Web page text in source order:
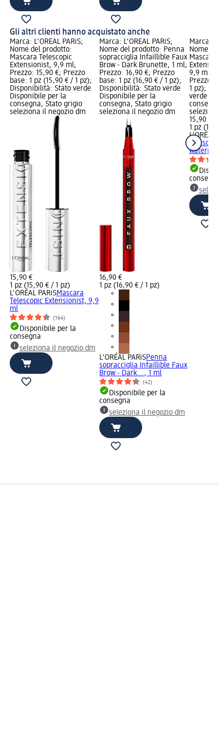
Gli altri clienti hanno acquistato anche
Marca: L'ORÉAL PARiS;
Nome del prodotto:
Mascara Telescopic
Extensionist, 9,9 ml;
Prezzo: 15,90 €; Prezzo
base: 1 pz (15,90 € / 1 pz);
Disponibilità: Stato verde
Disponibile per la
consegna, Stato grigio
seleziona il negozio dm
15,90 €
1 pz (15,90 € / 1 pz)
L'ORÉAL PARiSMascara
Telescopic Extensionist, 9,9
ml
(164)
Disponibile per la
consegna
seleziona il negozio dm
Marca: L'ORÉAL PARiS;
Nome del prodotto: Penna
sopracciglia Infaillible Faux
Brow - Dark Brunette, 1 ml;
Prezzo: 16,90 €; Prezzo
base: 1 pz (16,90 € / 1 pz);
Disponibilità: Stato verde
Disponibile per la
consegna, Stato grigio
seleziona il negozio dm
16,90 €
1 pz (16,90 € / 1 pz)
L'ORÉAL PARiSPenna
sopracciglia Infaillible Faux
Brow - Dark..., 1 ml
(42)
Disponibile per la
consegna
seleziona il negozio dm
Marca:
Nome
9,9 ml;
Prezzo
1 pz);
verde
15,90 €
1 pz
L'ORÉAL